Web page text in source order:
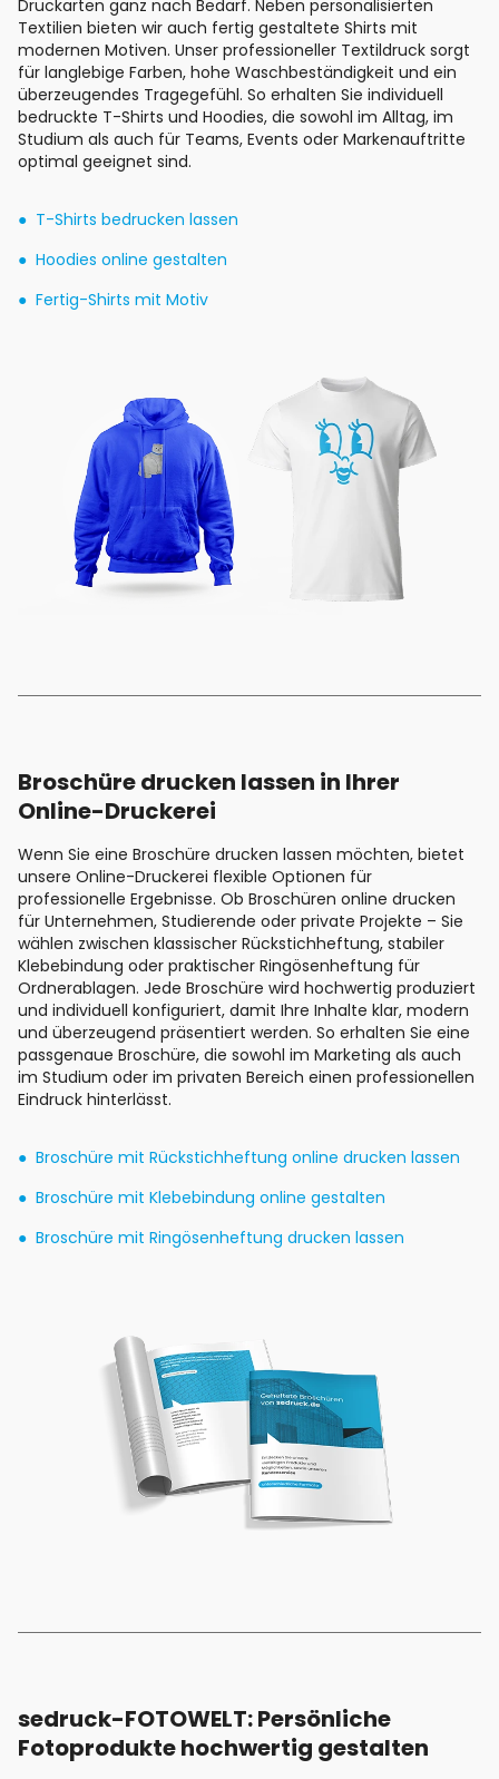
Druckarten ganz nach Bedarf. Neben personalisierten
Textilien bieten wir auch fertig gestaltete Shirts mit
modernen Motiven. Unser professioneller Textildruck sorgt
für langlebige Farben, hohe Waschbeständigkeit und ein
überzeugendes Tragegefühl. So erhalten Sie individuell
bedruckte T-Shirts und Hoodies, die sowohl im Alltag, im
Studium als auch für Teams, Events oder Markenauftritte
optimal geeignet sind.
T-Shirts bedrucken lassen
Hoodies online gestalten
Fertig-Shirts mit Motiv
Broschüre drucken lassen in Ihrer
Online-Druckerei
Wenn Sie eine Broschüre drucken lassen möchten, bietet
unsere Online-Druckerei flexible Optionen für
professionelle Ergebnisse. Ob Broschüren online drucken
für Unternehmen, Studierende oder private Projekte – Sie
wählen zwischen klassischer Rückstichheftung, stabiler
Klebebindung oder praktischer Ringösenheftung für
Ordnerablagen. Jede Broschüre wird hochwertig produziert
und individuell konfiguriert, damit Ihre Inhalte klar, modern
und überzeugend präsentiert werden. So erhalten Sie eine
passgenaue Broschüre, die sowohl im Marketing als auch
im Studium oder im privaten Bereich einen professionellen
Eindruck hinterlässt.
Broschüre mit Rückstichheftung online drucken lassen
Broschüre mit Klebebindung online gestalten
Broschüre mit Ringösenheftung drucken lassen
sedruck-FOTOWELT: Persönliche
Fotoprodukte hochwertig gestalten